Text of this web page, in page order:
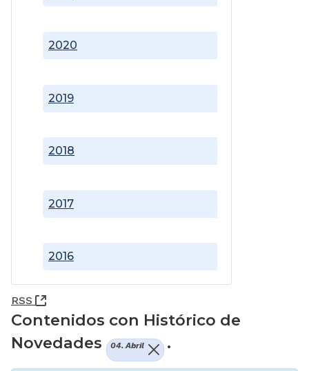
2016
2017
2018
2019
2020
RSS (Abre una nueva ventana)
Contenidos con Histórico de
Novedades
04. Abril .